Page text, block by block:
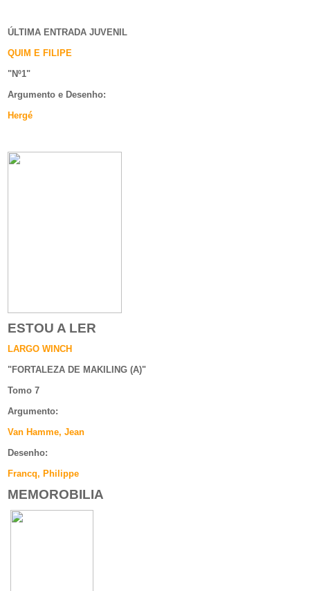
ÚLTIMA ENTRADA JUVENIL
QUIM E FILIPE
"Nº1"
Argumento e Desenho:
Hergé
ESTOU A LER
LARGO WINCH
"FORTALEZA DE MAKILING (A)"
Tomo 7
Argumento:
Van Hamme, Jean
Desenho:
Francq, Philippe
MEMOROBILIA